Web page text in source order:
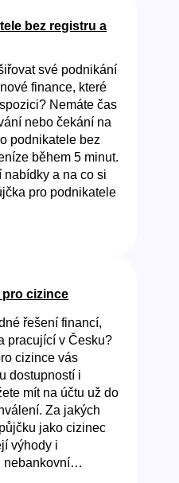
bez registru a
své podnikání
finance, které
Nemáte čas
nebo čekání na
podnikatele bez
během 5 minut.
a na co si
pro podnikatele
cizince
řešení financí,
pracující v Česku?
cizince vás
dostupností i
mít na účtu už do
Za jakých
jako cizinec
výhody i
nebankovní…